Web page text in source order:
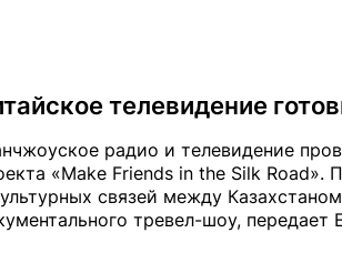
телевидение
радио и телевидение
«Make Friends in the Silk
связей между
тревел-шоу, передает